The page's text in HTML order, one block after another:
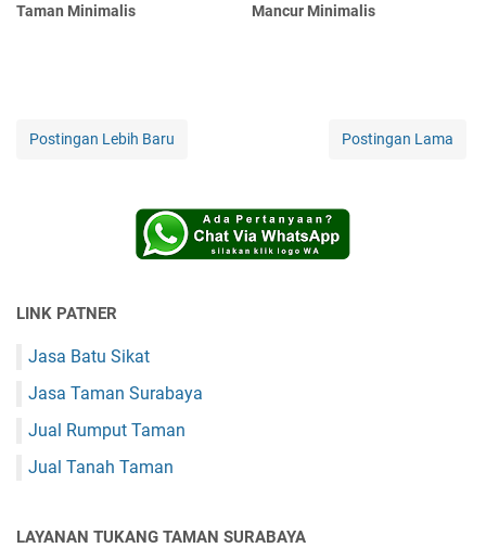
Taman Minimalis
Mancur Minimalis
Postingan Lebih Baru Postingan Lama
LINK PATNER
Jasa Batu Sikat
Jasa Taman Surabaya
Jual Rumput Taman
Jual Tanah Taman
LAYANAN TUKANG TAMAN SURABAYA